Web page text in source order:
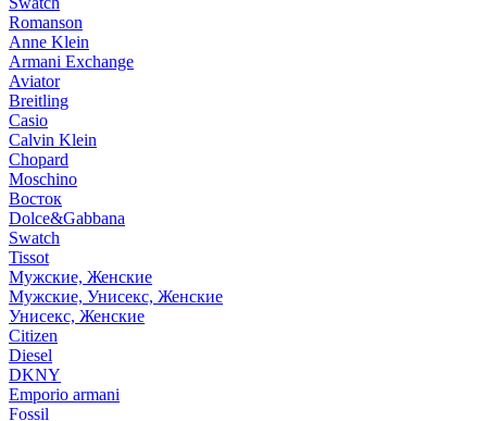
Romanson
Anne Klein
Armani Exchange
Aviator
Breitling
Casio
Calvin Klein
Chopard
Moschino
Восток
Dolce&Gabbana
Swatch
Tissot
Мужские, Женские
Мужские, Унисекс, Женские
Унисекс, Женские
Citizen
Diesel
DKNY
Emporio armani
Fossil